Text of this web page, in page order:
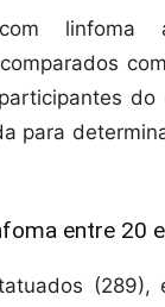
com
do
para
entre 20
(289),